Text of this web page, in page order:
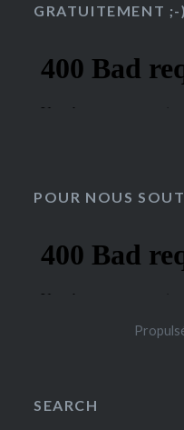
GRATUITEMENT ;-)
POUR NOUS
SEARCH